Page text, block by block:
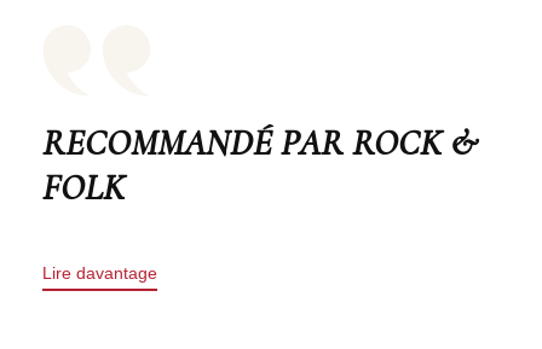
RECOMMANDÉ PAR ROCK &
FOLK
Lire davantage